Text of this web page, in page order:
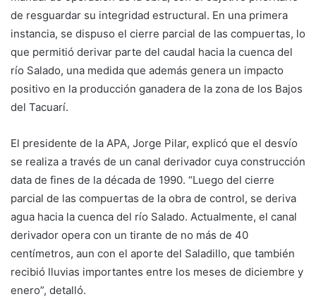
de resguardar su integridad estructural. En una primera
instancia, se dispuso el cierre parcial de las compuertas, lo
que permitió derivar parte del caudal hacia la cuenca del
río Salado, una medida que además genera un impacto
positivo en la producción ganadera de la zona de los Bajos
del Tacuarí.
El presidente de la APA, Jorge Pilar, explicó que el desvío
se realiza a través de un canal derivador cuya construcción
data de fines de la década de 1990. “Luego del cierre
parcial de las compuertas de la obra de control, se deriva
agua hacia la cuenca del río Salado. Actualmente, el canal
derivador opera con un tirante de no más de 40
centímetros, aun con el aporte del Saladillo, que también
recibió lluvias importantes entre los meses de diciembre y
enero”, detalló.